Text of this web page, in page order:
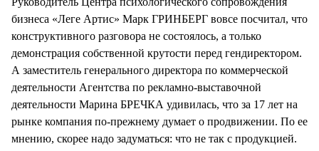
бизнеса «Леге Артис» Марк ГРИНБЕРГ вовсе посчитал, что
конструктивного разговора не состоялось, а только
демонстрация собственной крутости перед гендиректором.
А заместитель генерального директора по коммерческой
деятельности Агентства по рекламно-выставочной
деятельности Марина БРЕЧКА удивилась, что за 17 лет на
рынке компания по-прежнему думает о продвижении. По ее
мнению, скорее надо задуматься: что не так с продукцией.